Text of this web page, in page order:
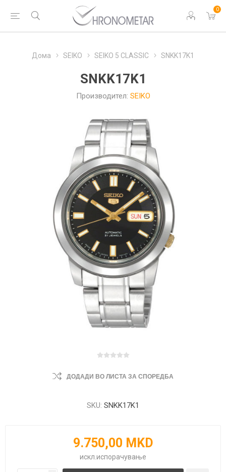
0
Дома SEIKO SEIKO 5 CLASSIC SNKK17K1
SNKK17K1
Производител: SEIKO
ДОДАДИ ВО ЛИСТА ЗА СПОРЕДБА
SKU: SNKK17K1
9.750,00 MKD
искл. испорачување